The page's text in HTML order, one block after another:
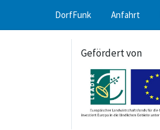
DorfFunk Anfahrt
Gefördert von